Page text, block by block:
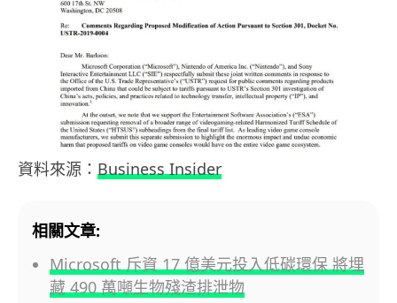
資料來源： Business Insider
相關文章:
Microsoft 斥資 17 億美元投入低碳環保 將埋
藏 490 萬噸生物殘渣排泄物